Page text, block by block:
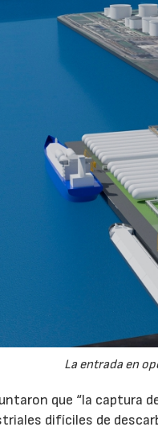
La entrada en
que “la captura
difíciles de